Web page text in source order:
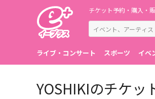
チケット予約・購入・
ライブ・コンサート スポーツ イベ
YOSHIKIのチケ